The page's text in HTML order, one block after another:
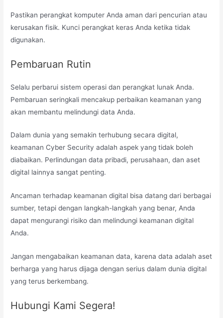
Pastikan perangkat komputer Anda aman dari pencurian atau
kerusakan fisik. Kunci perangkat keras Anda ketika tidak
digunakan.
Pembaruan Rutin
Selalu perbarui sistem operasi dan perangkat lunak Anda.
Pembaruan seringkali mencakup perbaikan keamanan yang
akan membantu melindungi data Anda.
Dalam dunia yang semakin terhubung secara digital,
keamanan Cyber Security adalah aspek yang tidak boleh
diabaikan. Perlindungan data pribadi, perusahaan, dan aset
digital lainnya sangat penting.
Ancaman terhadap keamanan digital bisa datang dari berbagai
sumber, tetapi dengan langkah-langkah yang benar, Anda
dapat mengurangi risiko dan melindungi keamanan digital
Anda.
Jangan mengabaikan keamanan data, karena data adalah aset
berharga yang harus dijaga dengan serius dalam dunia digital
yang terus berkembang.
Hubungi Kami Segera!